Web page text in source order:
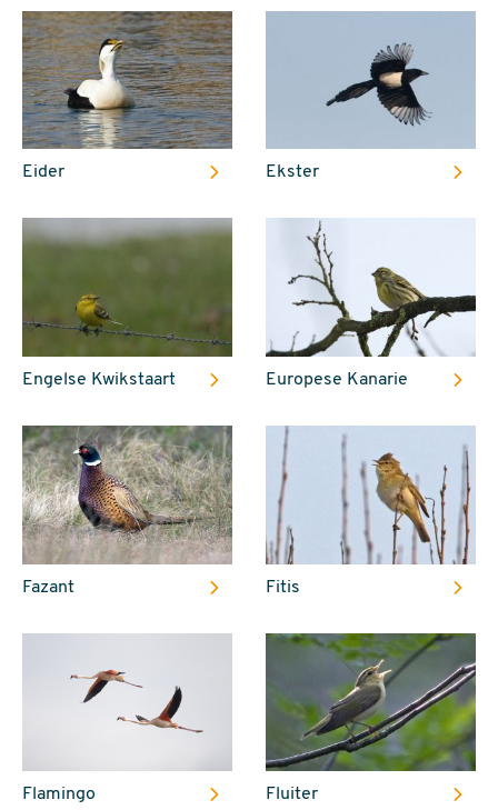
Eider Ekster
Engelse Kwikstaart Europese Kanarie
Fazant Fitis
Flamingo Fluiter